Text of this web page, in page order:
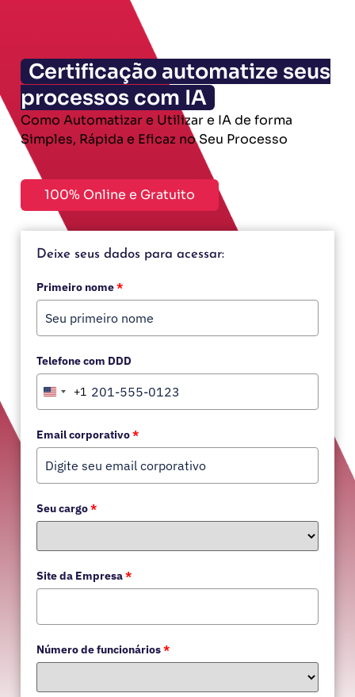
Certificação automatize seus
processos com IA
Como Automatizar e Utilizar e IA de forma
Simples, Rápida e Eficaz no Seu Processo
100% Online e Gratuito
Deixe seus dados para acessar:
Primeiro nome*
Telefone com DDD
United States +1
+1
Email corporativo*
Seu cargo*
Site da Empresa*
Número de funcionários*